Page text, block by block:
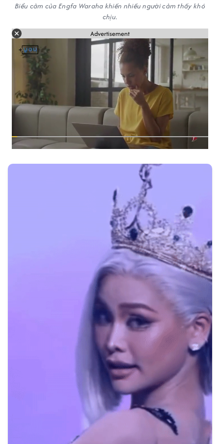
Biểu cảm của Engfa Waraha khiến nhiều người cảm thấy khó
chịu.
Advertisement